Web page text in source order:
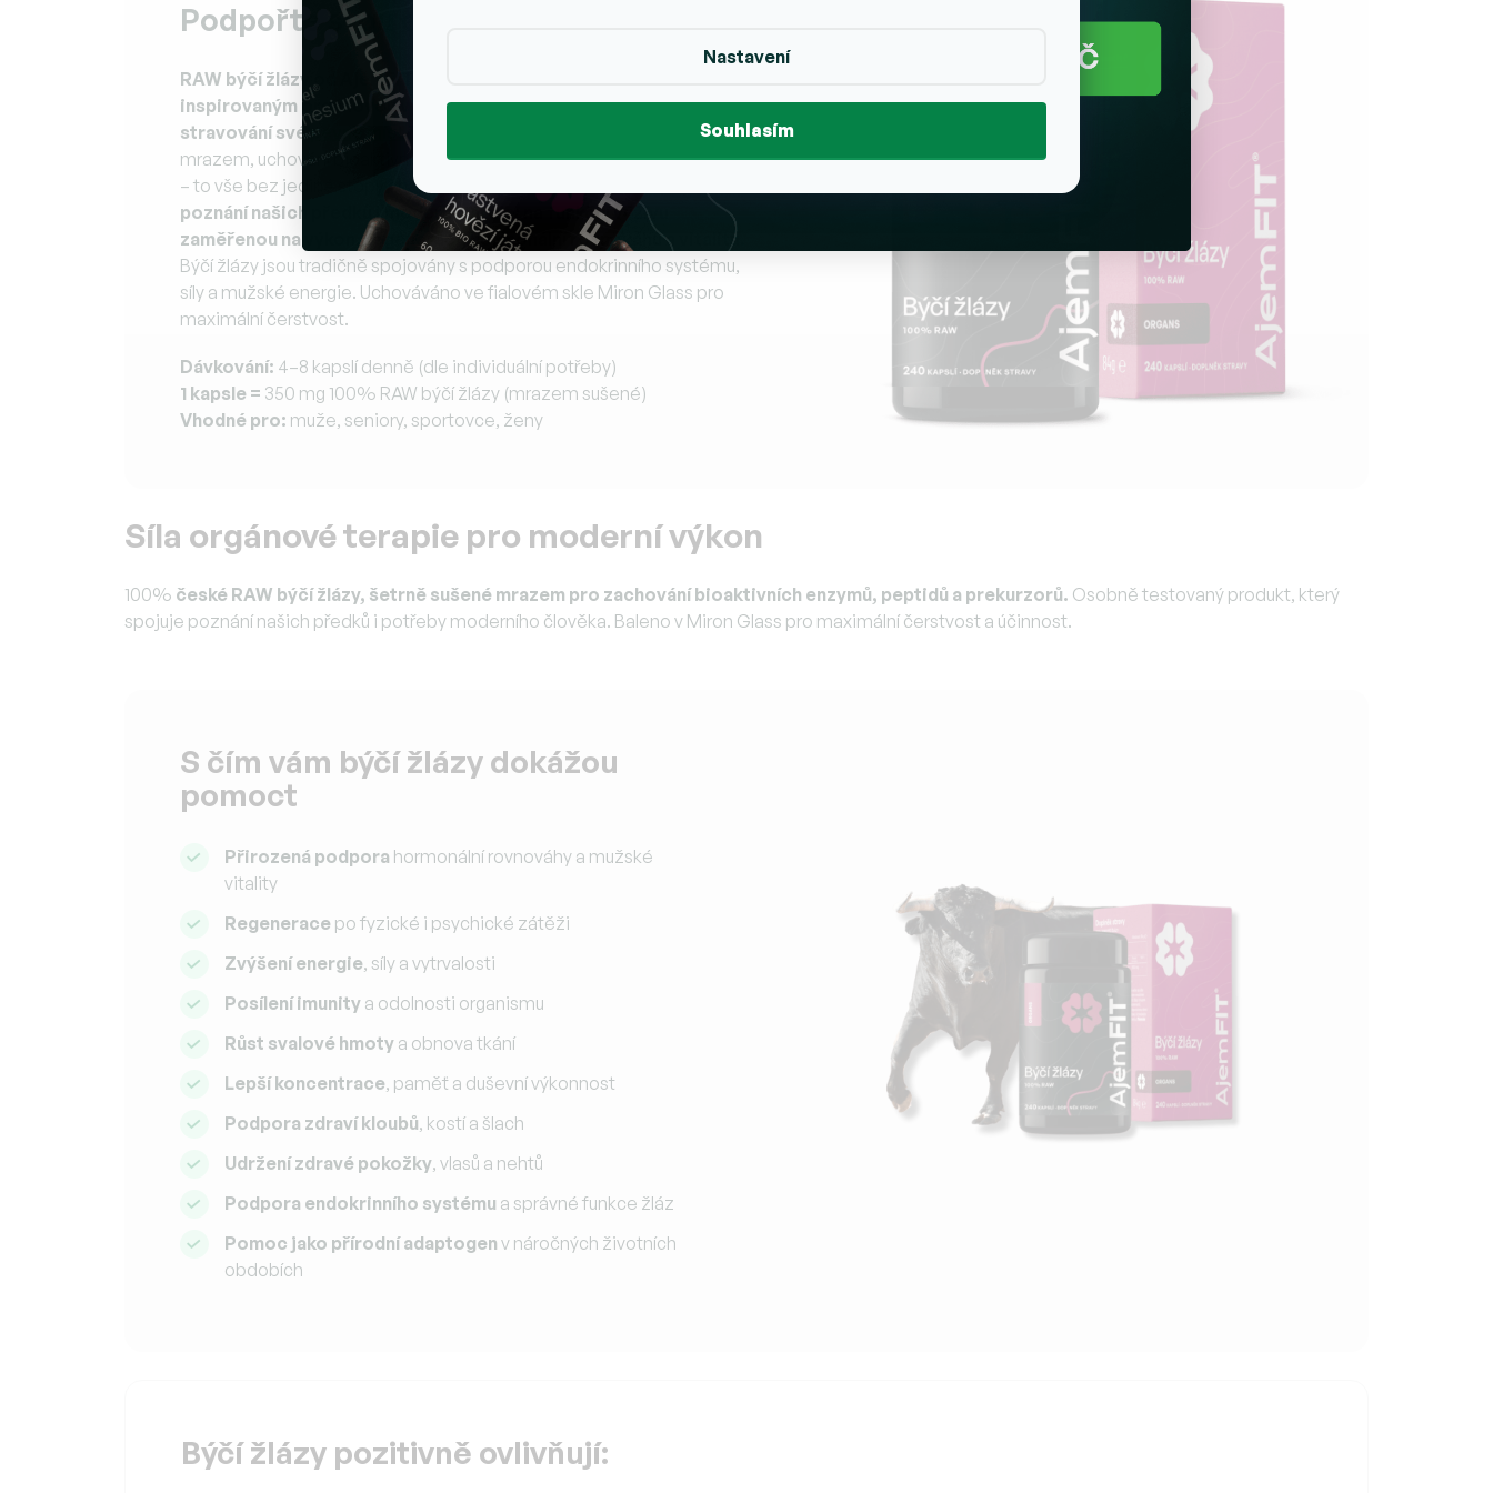
Nastavení
Souhlasím
Podpořte svou energii, výkon a libido
RAW býčí žlázy od AjemFiT jsou poctivě sestaveným produktem
inspirovaným orgánovou výživou, která má v tradiční medicíně a
stravování své pevné místo
mrazem, uchování bioaktivních peptidů, enzymů, vitamínů a minerálů
– to vše bez jediné stopy chemie.
poznání našich předků i moderní nároky na funkční výživu
zaměřenou na výkon, regeneraci, hormonální rovnováhu a vitalitu.
Býčí žlázy jsou tradičně spojovány s podporou endokrinního systému,
síly a mužské energie. Uchováváno ve fialovém skle Miron Glass pro
maximální čerstvost.
Dávkování: 4–8 kapslí denně (dle individuální potřeby)
1 kapsle = 350 mg 100% RAW býčí žlázy (mrazem sušené)
Vhodné pro: muže, seniory, sportovce, ženy
Síla orgánové terapie pro moderní výkon
100% české RAW býčí žlázy, šetrně sušené mrazem pro zachování bioaktivních enzymů, peptidů a prekurzorů. Osobně testovaný produkt, který
spojuje poznání našich předků i potřeby moderního člověka. Baleno v Miron Glass pro maximální čerstvost a účinnost.
Síla orgánové terapie pro moderní výkon
S čím vám býčí žlázy dokážou
pomoct
Přirozená podpora hormonální rovnováhy a mužské
vitality
Regeneracepo fyzické i psychické zátěži
Zvýšení energie, síly a vytrvalosti
Posílení imunitya odolnosti organismu
Růst svalové hmotya obnova tkání
Lepší koncentrace, paměť a duševní výkonnost
Podpora zdraví kloubů, kostí a šlach
Udržení zdravé pokožky, vlasů a nehtů
Podpora endokrinního systému a správné funkce žláz
Pomoc jako přírodní adaptogen v náročných životních
obdobích
Býčí žlázy pozitivně ovlivňují: